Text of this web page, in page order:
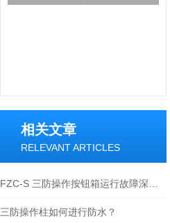
相关文章
RELEVANT ARTICLES
三防操作柱如何进行防水？